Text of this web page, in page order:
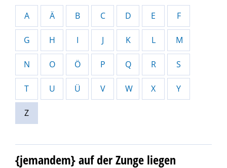
A Ä B C D E F
G H I J K L M
N O Ö P Q R S
T U Ü V W X Y
Z
{jemandem} auf der Zunge liegen